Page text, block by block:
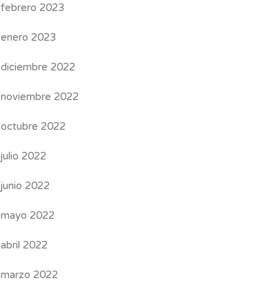
febrero 2023
enero 2023
diciembre 2022
noviembre 2022
octubre 2022
julio 2022
junio 2022
mayo 2022
abril 2022
marzo 2022